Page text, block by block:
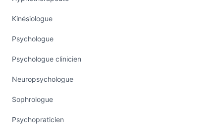
Kinésiologue
Psychologue
Psychologue clinicien
Neuropsychologue
Sophrologue
Psychopraticien